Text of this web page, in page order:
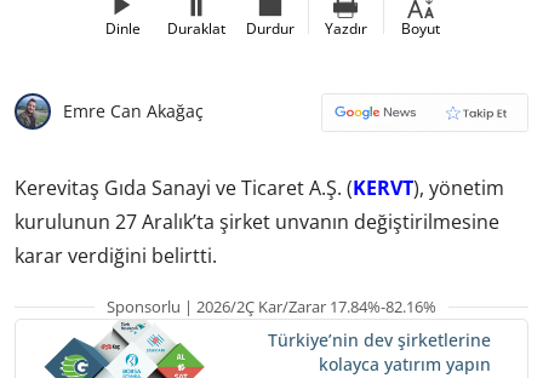
Dinle Duraklat Durdur Yazdır Boyut
Emre Can Akağaç
Kerevitaş Gıda Sanayi ve Ticaret A.Ş. (KERVT), yönetim
kurulunun 27 Aralık’ta şirket unvanın değiştirilmesine
karar verdiğini belirtti.
Sponsorlu | 2026/2Ç Kar/Zarar 17.84%-82.16%
Türkiye’nin dev şirketlerine
kolayca yatırım yapın